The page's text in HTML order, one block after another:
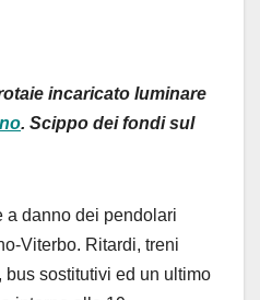
incaricato luminare
. Scippo dei fondi sul
a danno dei pendolari
Viterbo. Ritardi, treni
bus sostitutivi ed un ultimo